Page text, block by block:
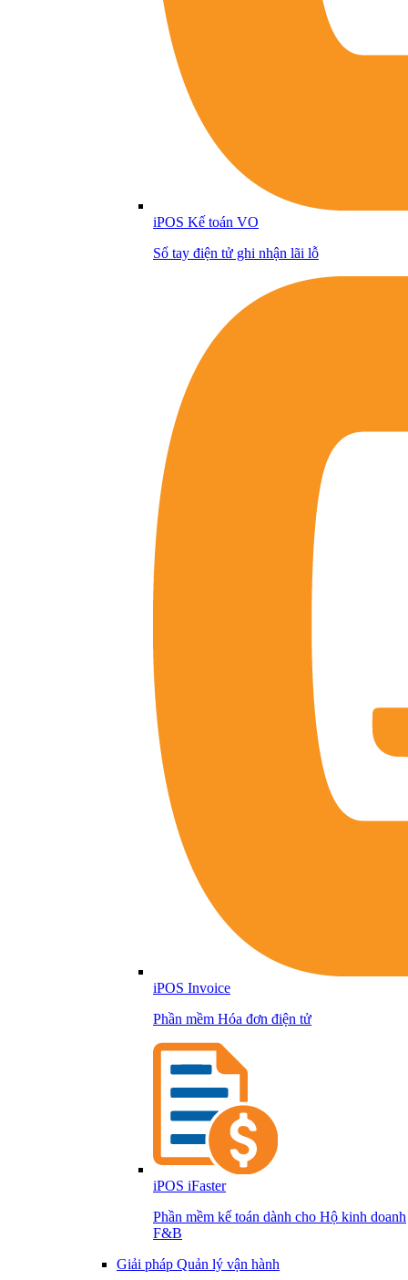
iPOS Kế toán VO
Sổ tay điện tử ghi nhận lãi lỗ
iPOS Invoice
Phần mềm Hóa đơn điện tử
iPOS iFaster
Phần mềm kế toán dành cho Hộ kinh doanh
F&B
Giải pháp Quản lý vận hành